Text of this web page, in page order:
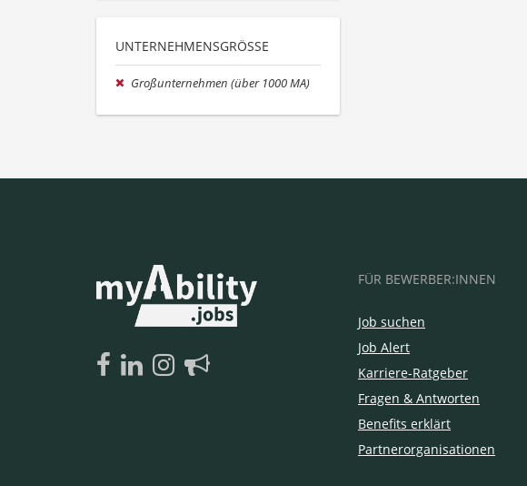
UNTERNEHMENSGRÖSSE
Großunternehmen (über 1000 MA)
FÜR BEWERBER:INNEN
Job suchen
Job Alert
Karriere-Ratgeber
Fragen & Antworten
Benefits erklärt
Partnerorganisationen